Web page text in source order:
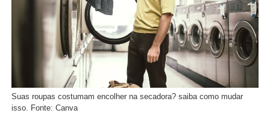
Suas roupas costumam encolher na secadora? saiba como mudar
isso. Fonte: Canva